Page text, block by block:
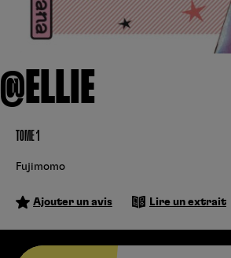
@ELLIE
TOME 1
Fujimomo
Ajouter un avis Lire un extrait
Kobo